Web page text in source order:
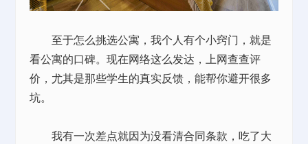
至于怎么挑选公寓，我个人有个小窍门，就是
看公寓的口碑。现在网络这么发达，上网查查评
价，尤其是那些学生的真实反馈，能帮你避开很多
坑。
我有一次差点就因为没看清合同条款，吃了大